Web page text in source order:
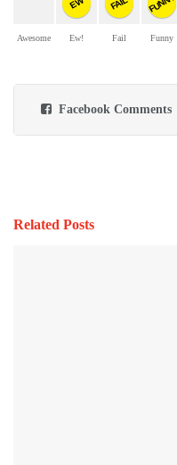
Awesome
EW
Ew! Fail Funny
Facebook Comments
Related Posts